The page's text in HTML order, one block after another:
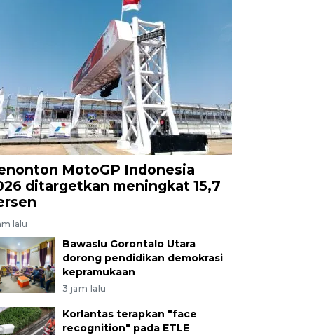
MotoGP Indonesia
ditargetkan meningkat 15,7
lalu
Bawaslu Gorontalo Utara
dorong pendidikan demokrasi
kepramukaan
3 jam lalu
Korlantas terapkan "face
recognition" pada ETLE